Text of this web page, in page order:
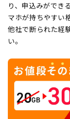
り、申込みができ
マホが持ちやすい
他社で断られた経
い。